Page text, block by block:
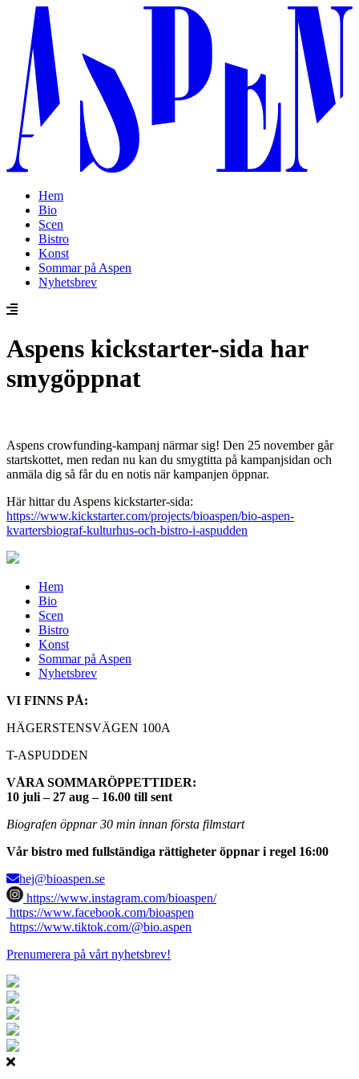
Hem
Bio
Scen
Bistro
Konst
Sommar på Aspen
Nyhetsbrev
Aspens kickstarter-sida har
smygöppnat
Aspens crowfunding-kampanj närmar sig! Den 25 november går
startskottet, men redan nu kan du smygtitta på kampanjsidan och
anmäla dig så får du en notis när kampanjen öppnar.
Här hittar du Aspens kickstarter-sida:
https://www.kickstarter.com/projects/bioaspen/bio-aspen-
kvartersbiograf-kulturhus-och-bistro-i-aspudden
Hem
Bio
Scen
Bistro
Konst
Sommar på Aspen
Nyhetsbrev
VI FINNS PÅ:
HÄGERSTENSVÄGEN 100A
T-ASPUDDEN
VÅRA SOMMARÖPPETTIDER:
10 juli – 27 aug – 16.00 till sent
Biografen öppnar 30 min innan första filmstart
Vår bistro med fullständiga rättigheter öppnar i regel 16:00
hej@bioaspen.se
https://www.instagram.com/bioaspen/
https://www.facebook.com/bioaspen
https://www.tiktok.com/@bio.aspen
Prenumerera på vårt nyhetsbrev!